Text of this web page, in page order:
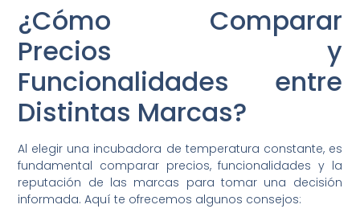
¿Cómo Comparar
Precios y
Funcionalidades entre
Distintas Marcas?
Al elegir una incubadora de temperatura constante, es
fundamental comparar precios, funcionalidades y la
reputación de las marcas para tomar una decisión
informada. Aquí te ofrecemos algunos consejos: